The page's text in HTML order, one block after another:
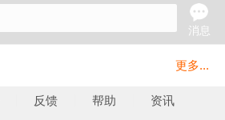
消息
更多...
反馈 帮助 资讯